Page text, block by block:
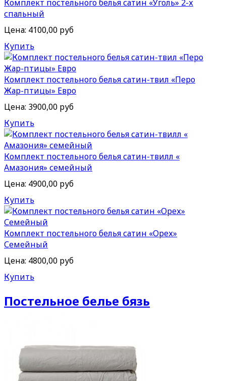
Комплект постельного белья сатин «Уголь» 2-х
спальный
Цена: 4100,00 руб
Купить
Комплект постельного белья сатин-твил «Перо
Жар-птицы» Евро
Цена: 3900,00 руб
Купить
Комплект постельного белья сатин-твилл «
Амазония» семейный
Цена: 4900,00 руб
Купить
Комплект постельного белья сатин «Орех»
Семейный
Цена: 4800,00 руб
Купить
Постельное белье бязь